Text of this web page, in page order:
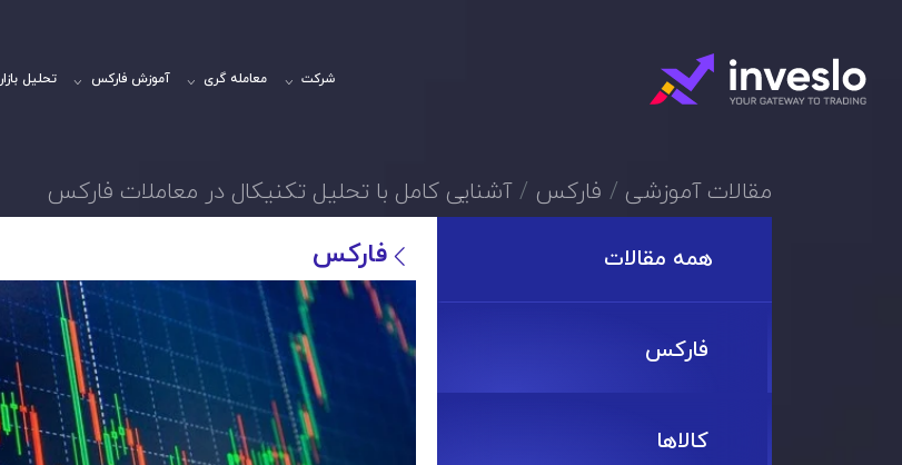
شرکت معامله گری آموزش فارکس تحلیل بازار
مقالات آموزشی فارکس آشنایی کامل با تحلیل تکنیکال در معاملات فارکس
همه مقالات
فارکس
کالاها
فارکس